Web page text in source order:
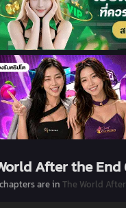
After the End
are in The World